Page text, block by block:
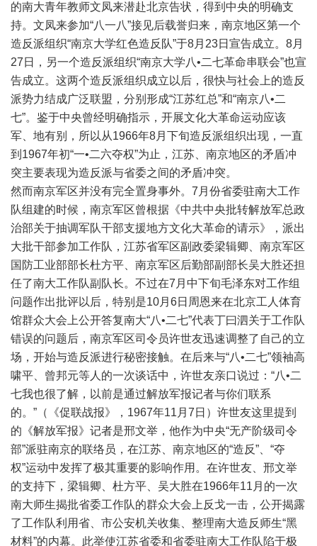
的南大青年教师文凤来潜赴北京告状，得到中央的明确支
持。文凤来参加“八一八”接见后载誉归来，南京地区第一个
造反派组织“南京大学红色造反队”于8月23日宣告成立。8月
27日，另一个造反派组织“南京大学八•二七革命串联会”也宣
告成立。这两个造反派组织成立以后，很快与社会上的造反
派势力结成广泛联盟，分别形成“江苏红总”和“南京八•二
七”。鉴于中央曾经明确指示，开展文化大革命运动应该
军、地有别，所以从1966年8月下旬造反派组织出现，一直
到1967年初“一•二六夺权”为止，江苏、南京地区的矛盾冲
突主要表现为造反派与省委之间的矛盾冲突。
然而南京军区并没有完全置身事外。7月份省委驻南大工作
队组建的时候，南京军区曾根据《中共中央批转解放军总政
治部关于抽调军队干部支援地方文化大革命的请示》，派出
大批干部参加工作队，江苏省军区副政委梁辑卿、南京军区
国防工业部部长杜方平、南京军区后勤部副部长吴大胜还担
任了南大工作队副队长。不过在7月中下旬毛泽东对工作组
问题作出批评以后，特别是10月6日周恩来在北京工人体育
馆群众大会上公开答复南大“八•二七”代表丁曰泗关于工作队
错误的问题后，南京军区司令员许世友迅速调整了自己的立
场，开始与造反派进行秘密接触。在后来与“八•二七”领袖高
啸平、曾邦元等人的一次谈话中，许世友亲口说过：“八•二
七我也很了解，以前是通过解放军报记者与你们联系
的。”（《促联战报》，1967年11月7日）许世友这里提到
的《解放军报》记者是邢文举，他作为中央“无产阶级司令
部”派驻南京的联络员，在江苏、南京地区的“造反”、“夺
权”运动中发挥了极其重要的影响作用。在许世友、邢文举
的支持下，梁辑卿、杜方平、吴大胜在1966年11月的一次
南大师生揭批省委工作队的群众大会上反戈一击，公开揭露
了工作队利用省、市公安机关收集、整理南大造反师生“黑
材料”的内幕。此举使江苏省委和省委驻南大工作队陷于极